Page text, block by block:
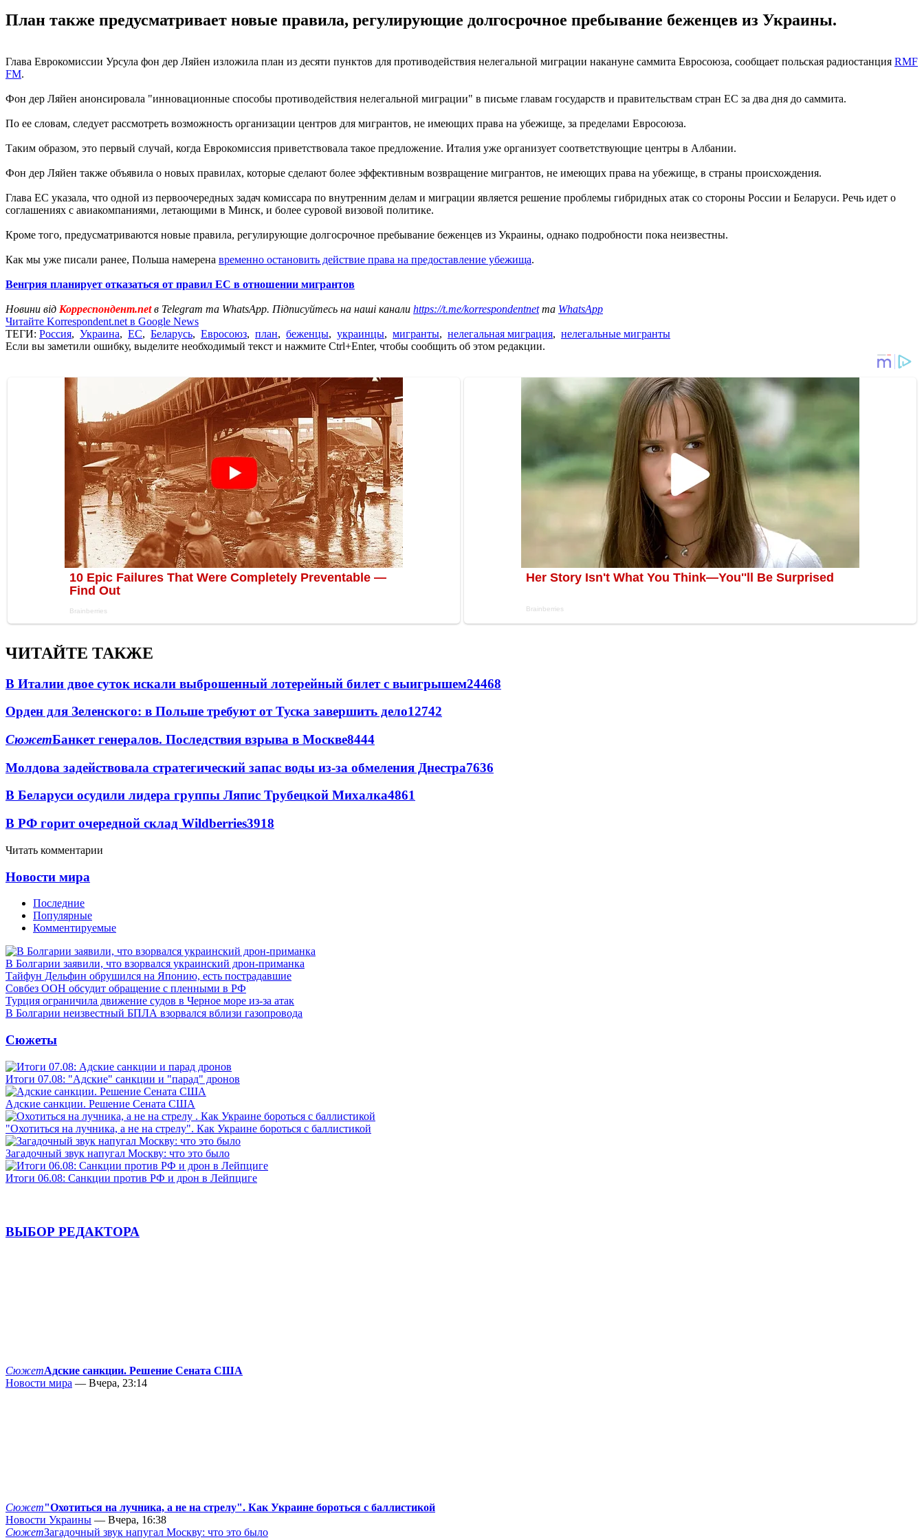
План также предусматривает новые правила, регулирующие долгосрочное пребывание беженцев из Украины.
Глава Еврокомиссии Урсула фон дер Ляйен изложила план из десяти пунктов для противодействия нелегальной миграции накануне саммита Евросоюза, сообщает польская радиостанция RMF
FM.
Фон дер Ляйен анонсировала "инновационные способы противодействия нелегальной миграции" в письме главам государств и правительствам стран ЕС за два дня до саммита.
По ее словам, следует рассмотреть возможность организации центров для мигрантов, не имеющих права на убежище, за пределами Евросоюза.
Таким образом, это первый случай, когда Еврокомиссия приветствовала такое предложение. Италия уже организует соответствующие центры в Албании.
Фон дер Ляйен также объявила о новых правилах, которые сделают более эффективным возвращение мигрантов, не имеющих права на убежище, в страны происхождения.
Глава ЕС указала, что одной из первоочередных задач комиссара по внутренним делам и миграции является решение проблемы гибридных атак со стороны России и Беларуси. Речь идет о
соглашениях с авиакомпаниями, летающими в Минск, и более суровой визовой политике.
Кроме того, предусматриваются новые правила, регулирующие долгосрочное пребывание беженцев из Украины, однако подробности пока неизвестны.
Как мы уже писали ранее, Польша намерена временно остановить действие права на предоставление убежища.
Венгрия планирует отказаться от правил ЕС в отношении мигрантов
Новини від Корреспондент.netв Telegram та WhatsApp. Підписуйтесь на наші канали https://t.me/korrespondentnetта WhatsApp
Читайте Korrespondent.net в Google News
ТЕГИ: Россия, Украина, ЕС, Беларусь, Евросоюз, план, беженцы, украинцы, мигранты, нелегальная миграция, нелегальные мигранты
Если вы заметили ошибку, выделите необходимый текст и нажмите Ctrl+Enter, чтобы сообщить об этом редакции.
ЧИТАЙТЕ ТАКЖЕ
В Италии двое суток искали выброшенный лотерейный билет с выигрышем24468
Орден для Зеленского: в Польше требуют от Туска завершить дело12742
СюжетБанкет генералов. Последствия взрыва в Москве8444
Молдова задействовала стратегический запас воды из-за обмеления Днестра7636
В Беларуси осудили лидера группы Ляпис Трубецкой Михалка4861
В РФ горит очередной склад Wildberries3918
Читать комментарии
Новости мира
Последние
Популярные
Комментируемые
В Болгарии заявили, что взорвался украинский дрон-приманка
Тайфун Дельфин обрушился на Японию, есть пострадавшие
Совбез ООН обсудит обращение с пленными в РФ
Турция ограничила движение судов в Черное море из-за атак
В Болгарии неизвестный БПЛА взорвался вблизи газопровода
Сюжеты
Итоги 07.08: "Адские" санкции и "парад" дронов
Адские санкции. Решение Сената США
"Охотиться на лучника, а не на стрелу". Как Украине бороться с баллистикой
Загадочный звук напугал Москву: что это было
Итоги 06.08: Санкции против РФ и дрон в Лейпциге
ВЫБОР РЕДАКТОРА
СюжетАдские санкции. Решение Сената США
Новости мира — Вчера, 23:14
Сюжет"Охотиться на лучника, а не на стрелу". Как Украине бороться с баллистикой
Новости Украины — Вчера, 16:38
СюжетЗагадочный звук напугал Москву: что это было